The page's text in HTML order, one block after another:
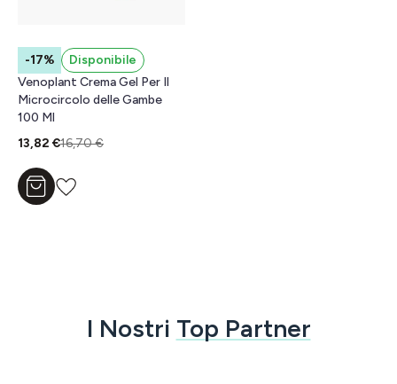
-17%
Disponibile
Venoplant Crema Gel Per Il
Microcircolo delle Gambe
100 Ml
13,82 €16,70 €
Aggiungi al carrello
I Nostri Top Partner